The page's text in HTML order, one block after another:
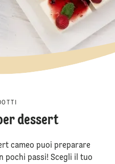
dessert
cameo puoi preparare
pochi passi! Scegli il tuo